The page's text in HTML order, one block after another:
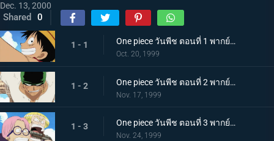
Dec. 13, 2000
Shared 0
1 - 1 One piece วันพีช ตอนที่ 1 พากย์ไทย ฉันคือลูฟี่! ชายที่จะเป็นราชาโจรสลัด!
Oct. 20, 1999
1 - 2 One piece วันพีช ตอนที่ 2 พากย์ไทย ยอดนักดาบปรากฏกาย นักล่าโจรสลัด โรโรโนอา โซโล
Nov. 17, 1999
1 - 3 One piece วันพีช ตอนที่ 3 พากย์ไทย มอร์แกน ปะทะ ลูฟี่! สาวลึกลับคนนั้นเป็นใครกัน
Nov. 24, 1999